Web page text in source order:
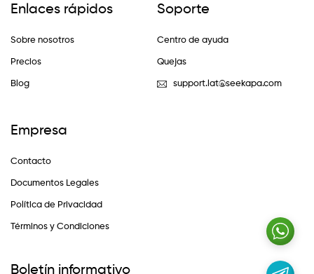
Enlaces rápidos
Sobre nosotros
Precios
Blog
Soporte
Centro de ayuda
Quejas
support.lat@seekapa.com
Empresa
Contacto
Documentos Legales
Política de Privacidad
Términos y Condiciones
Boletín informativo